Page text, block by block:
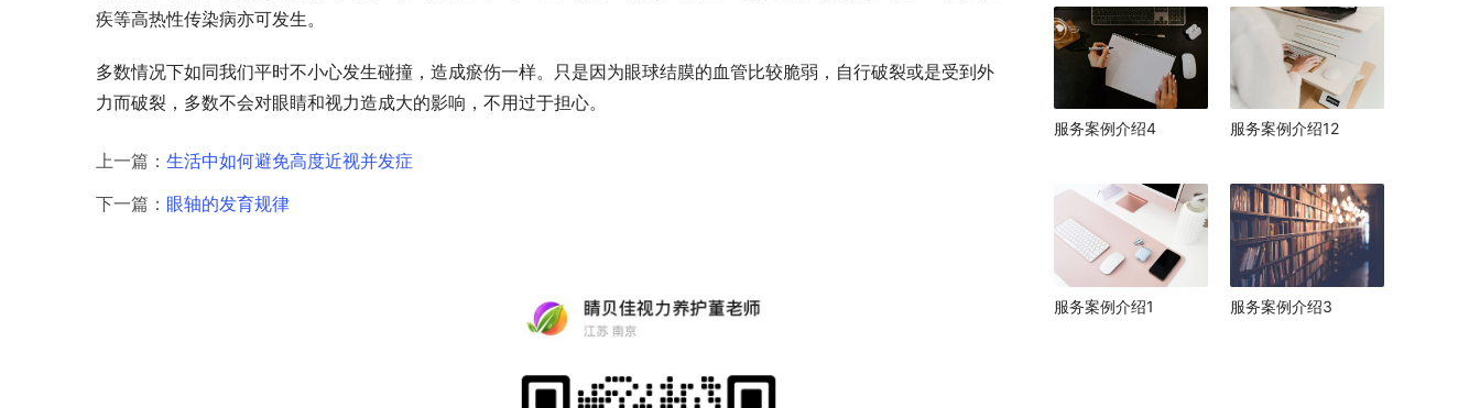
疾等高热性传染病亦可发生。
多数情况下如同我们平时不小心发生碰撞，造成瘀伤一样。只是因为眼球结膜的血管比较脆弱，自行破裂或是受到外
力而破裂，多数不会对眼睛和视力造成大的影响，不用过于担心。
上一篇： 生活中如何避免高度近视并发症
下一篇： 眼轴的发育规律
服务案例介绍4 服务案例介绍12
服务案例介绍1 服务案例介绍3